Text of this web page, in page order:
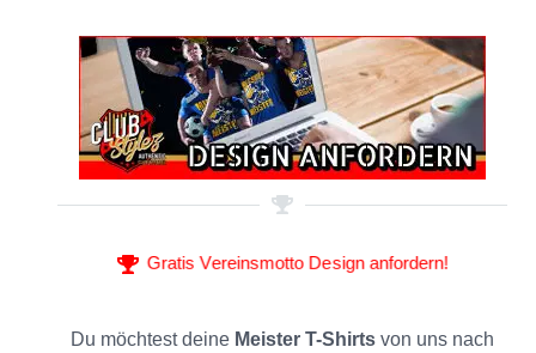
Gratis Vereinsmotto Design anfordern!
Du möchtest deine Meister T-Shirts von uns nach